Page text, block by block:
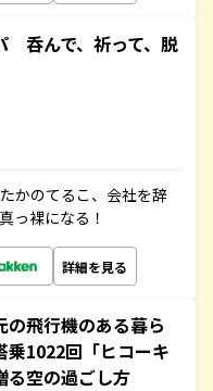
呑んで、祈って、脱
かのてるこ、会社を辞
っ裸になる！
詳細を見る
の飛行機のある暮ら
1022回「ヒコーキ
る空の過ごし方